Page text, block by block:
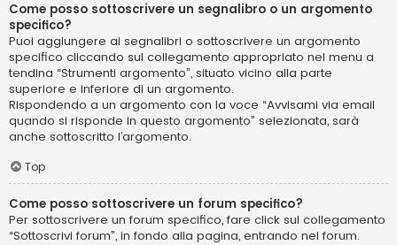
Come posso sottoscrivere un segnalibro o un argomento
specifico?
Puoi aggiungere ai segnalibri o sottoscrivere un argomento
specifico cliccando sul collegamento appropriato nel menu a
tendina “Strumenti argomento”, situato vicino alla parte
superiore e inferiore di un argomento.
Rispondendo a un argomento con la voce “Avvisami via email
quando si risponde in questo argomento” selezionata, sarà
anche sottoscritto l’argomento.
Top
Come posso sottoscrivere un forum specifico?
Per sottoscrivere un forum specifico, fare click sul collegamento
“Sottoscrivi forum”, in fondo alla pagina, entrando nel forum.